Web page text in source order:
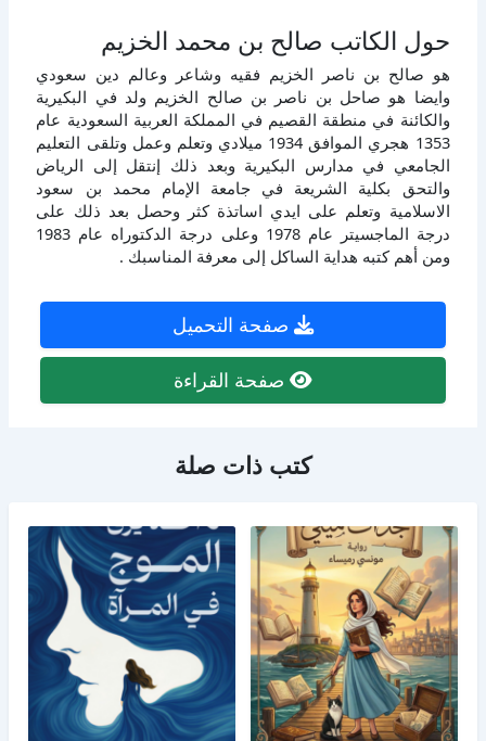
حول الكاتب صالح بن محمد الخزيم
هو صالح بن ناصر الخزيم فقيه وشاعر وعالم دين سعودي
وايضا هو صاحل بن ناصر بن صالح الخزيم ولد في البكيرية
والكائنة في منطقة القصيم في المملكة العربية السعودية عام
1353 هجري الموافق 1934 ميلادي وتعلم وعمل وتلقى التعليم
الجامعي في مدارس البكيرية وبعد ذلك إنتقل إلى الرياض
والتحق بكلية الشريعة في جامعة الإمام محمد بن سعود
الاسلامية وتعلم على ايدي اساتذة كثر وحصل بعد ذلك على
درجة الماجسيتر عام 1978 وعلى درجة الدكتوراه عام 1983
ومن أهم كتبه هداية الساكل إلى معرفة المناسبك .
صفحة التحميل
صفحة القراءة
كتب ذات صلة